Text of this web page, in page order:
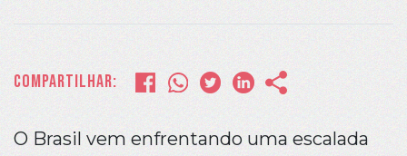
Compartilhar:
O Brasil vem enfrentando uma escalada